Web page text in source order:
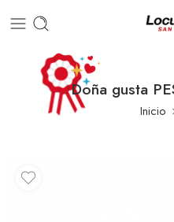
Doña gusta
Inicio